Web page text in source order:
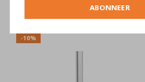
ABONNEER
-10%